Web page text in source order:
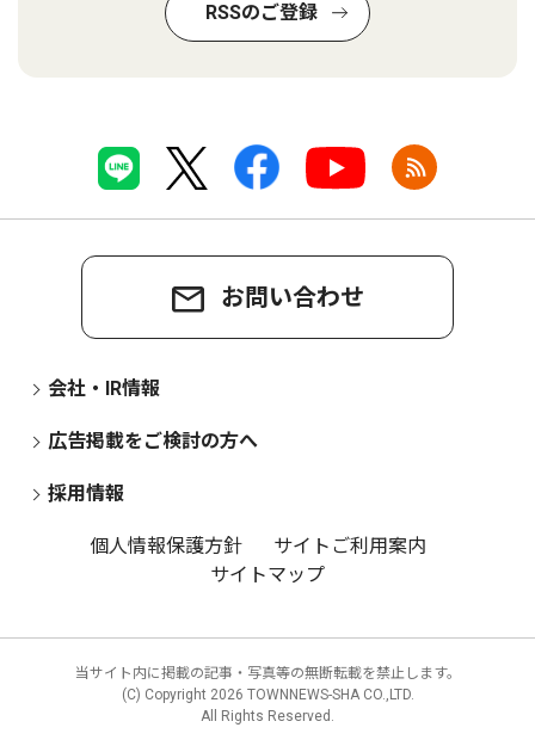
RSSのご登録
お問い合わせ
会社・IR情報
広告掲載をご検討の方へ
採用情報
個人情報保護方針
サイトご利用案内
サイトマップ
当サイト内に掲載の記事・写真等の無断転載を禁止します。
(C) Copyright 2026 TOWNNEWS-SHA CO.,LTD.
All Rights Reserved.